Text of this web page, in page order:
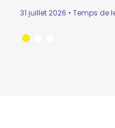
31 juillet 2026 • Temps de